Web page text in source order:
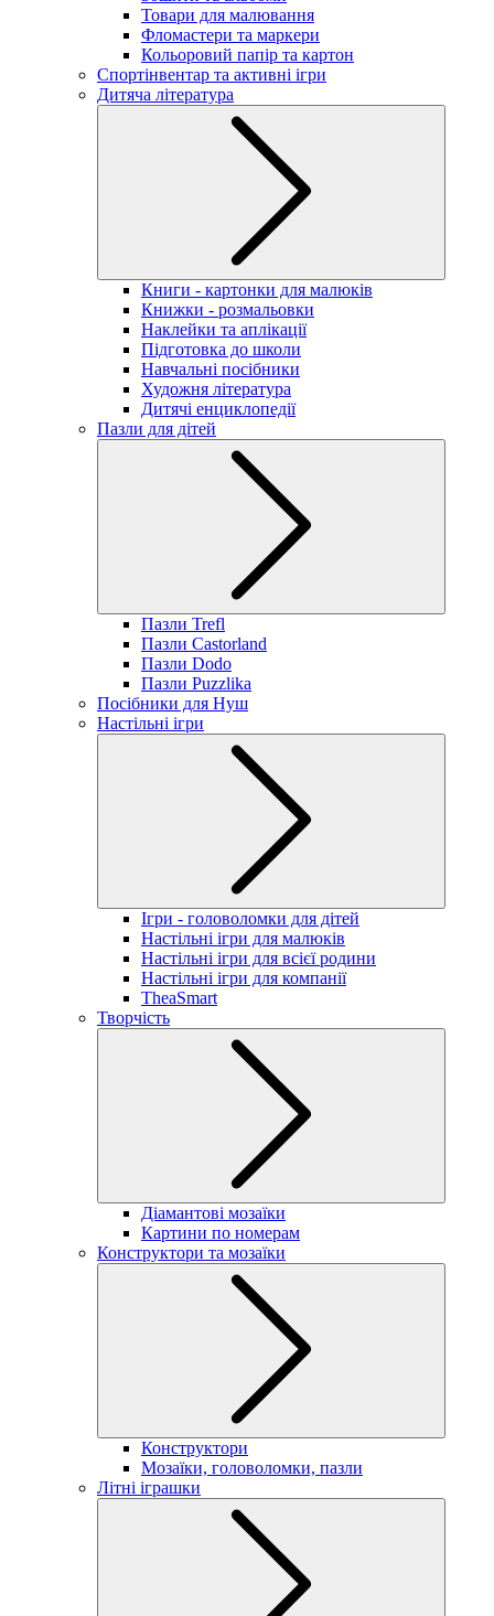
Товари для малювання
Фломастери та маркери
Кольоровий папір та картон
Спортінвентар та активні ігри
Дитяча література
Книги - картонки для малюків
Книжки - розмальовки
Наклейки та аплікації
Підготовка до школи
Навчальні посібники
Художня література
Дитячі енциклопедії
Пазли для дітей
Пазли Trefl
Пазли Castorland
Пазли Dodo
Пазли Puzzlika
Посібники для Нуш
Настільні ігри
Ігри - головоломки для дітей
Настільні ігри для малюків
Настільні ігри для всієї родини
Настільні ігри для компанії
TheaSmart
Творчість
Діамантові мозаїки
Картини по номерам
Конструктори та мозаїки
Конструктори
Мозаїки, головоломки, пазли
Літні іграшки